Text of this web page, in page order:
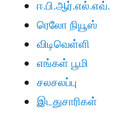
ஈ.பி.ஆர்.எல்.எவ்.
ரெலோ நியூஸ்
விடிவெள்ளி
எங்கள் பூமி
சலசலப்பு
இடதுசாரிகள்